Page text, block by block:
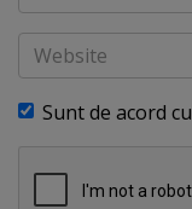
Website
Sunt de acord cu